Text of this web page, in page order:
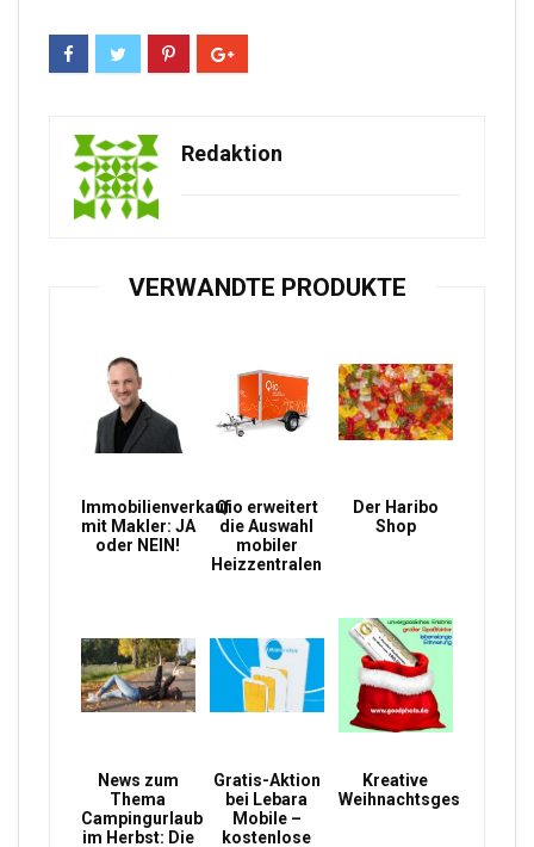
Redaktion
VERWANDTE PRODUKTE
Immobilienverkauf
mit Makler: JA
oder NEIN!
Qio erweitert
die Auswahl
mobiler
Heizzentralen
Der Haribo
Shop
News zum
Thema
Campingurlaub
im Herbst: Die
Gratis-Aktion
bei Lebara
Mobile –
kostenlose
Kreative
Weihnachtsgeschenke